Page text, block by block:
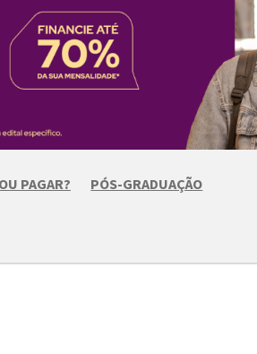
PAGAR? PÓS-GRADUAÇÃO